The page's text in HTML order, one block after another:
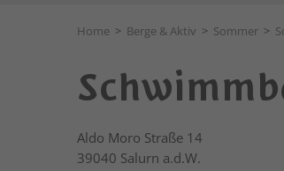
Home > Berge & Aktiv > Sommer >
Aldo Moro Straße 14
39040 Salurn a.d.W.